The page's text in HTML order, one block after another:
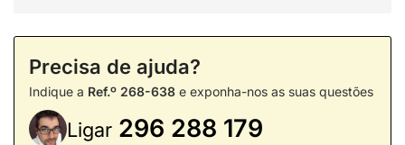
Precisa de ajuda?
Indique a Ref.º 268-638 e exponha-nos as suas questões
Ligar 296 288 179